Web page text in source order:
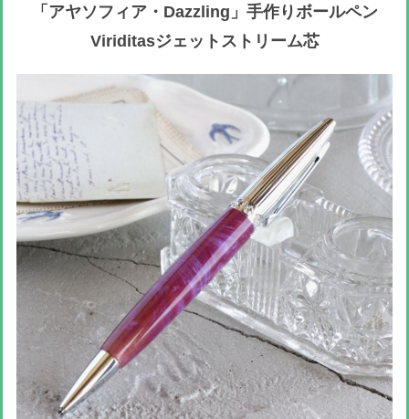
「アヤソフィア・Dazzling」手作りボールペン
Viriditasジェットストリーム芯